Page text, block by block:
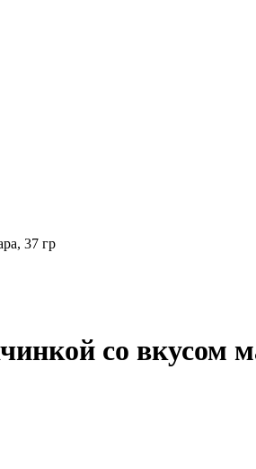
37 гр
со вкусом